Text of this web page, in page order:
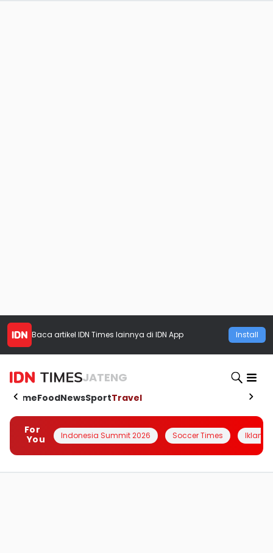
Baca artikel IDN Times lainnya di IDN App Install
JATENG
HomeFoodNewsSportTravel
For
You
Indonesia Summit 2026 Soccer Times Iklanin